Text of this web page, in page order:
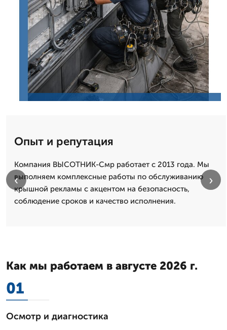
Опыт и репутация
Компания ВЫСОТНИК-Смр работает с 2013 года. Мы
выполняем комплексные работы по обслуживанию
крышной рекламы с акцентом на безопасность,
соблюдение сроков и качество исполнения.
‹ ›
Как мы работаем в августе 2026 г.
01
Осмотр и диагностика